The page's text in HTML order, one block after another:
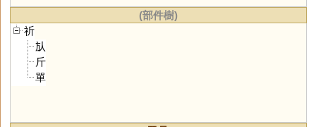
(部件樹)
祈
㫃
斤
單